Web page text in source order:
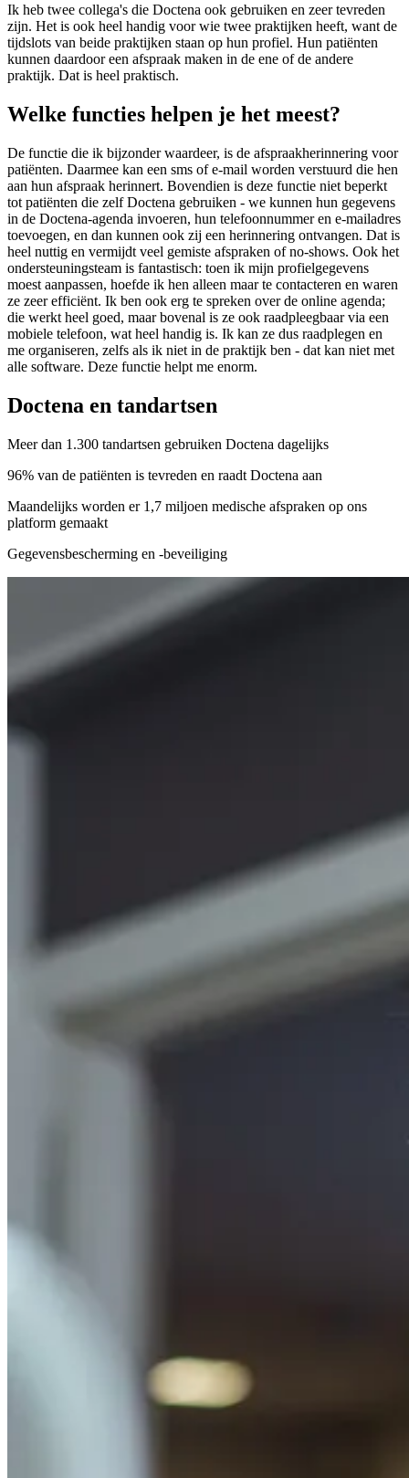
Ik heb twee collega's die Doctena ook gebruiken en zeer tevreden
zijn. Het is ook heel handig voor wie twee praktijken heeft, want de
tijdslots van beide praktijken staan op hun profiel. Hun patiënten
kunnen daardoor een afspraak maken in de ene of de andere
praktijk. Dat is heel praktisch.
Welke functies helpen je het meest?
De functie die ik bijzonder waardeer, is de afspraakherinnering voor
patiënten. Daarmee kan een sms of e-mail worden verstuurd die hen
aan hun afspraak herinnert. Bovendien is deze functie niet beperkt
tot patiënten die zelf Doctena gebruiken - we kunnen hun gegevens
in de Doctena-agenda invoeren, hun telefoonnummer en e-mailadres
toevoegen, en dan kunnen ook zij een herinnering ontvangen. Dat is
heel nuttig en vermijdt veel gemiste afspraken of no-shows. Ook het
ondersteuningsteam is fantastisch: toen ik mijn profielgegevens
moest aanpassen, hoefde ik hen alleen maar te contacteren en waren
ze zeer efficiënt. Ik ben ook erg te spreken over de online agenda;
die werkt heel goed, maar bovenal is ze ook raadpleegbaar via een
mobiele telefoon, wat heel handig is. Ik kan ze dus raadplegen en
me organiseren, zelfs als ik niet in de praktijk ben - dat kan niet met
alle software. Deze functie helpt me enorm.
Doctena en tandartsen
Meer dan 1.300 tandartsen gebruiken Doctena dagelijks
96% van de patiënten is tevreden en raadt Doctena aan
Maandelijks worden er 1,7 miljoen medische afspraken op ons
platform gemaakt
Gegevensbescherming en -beveiliging